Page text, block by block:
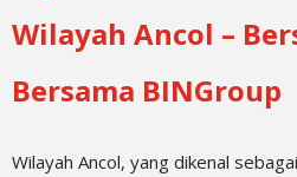
Wilayah Ancol –
Bersama BINGroup
Wilayah Ancol, yang dikenal